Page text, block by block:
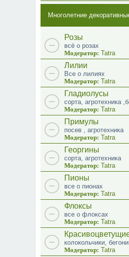
Многолетние
Розы
всё о розах
Модератор: Tatra
Лилии
Все о лилиях
Модератор: Tatra
Гладиолусы
сорта, агротехника
Модератор: Tatra
Примулы
посев , агротехника
Модератор: Tatra
Георгины
сорта, агротехника
Модератор: Tatra
Пионы
все о пионах
Модератор: Tatra
Флоксы
все о флоксах
Модератор: Tatra
колокольчики,
Модератор: Tatra